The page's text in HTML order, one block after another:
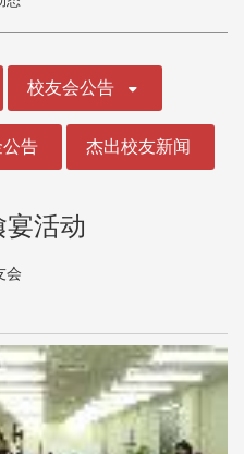
校友会公告
告 杰出校友新闻
活动
会